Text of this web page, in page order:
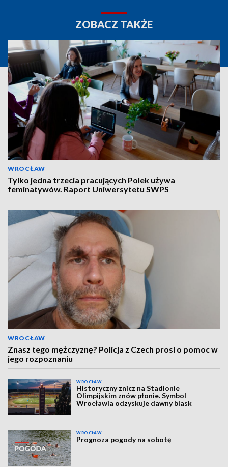
ZOBACZ TAKŻE
WROCŁAW
Tylko jedna trzecia pracujących Polek używa
feminatywów. Raport Uniwersytetu SWPS
WROCŁAW
Znasz tego mężczyznę? Policja z Czech prosi o pomoc w
jego rozpoznaniu
WROCŁAW
Historyczny znicz na Stadionie
Olimpijskim znów płonie. Symbol
Wrocławia odzyskuje dawny blask
WROCŁAW
Prognoza pogody na sobotę